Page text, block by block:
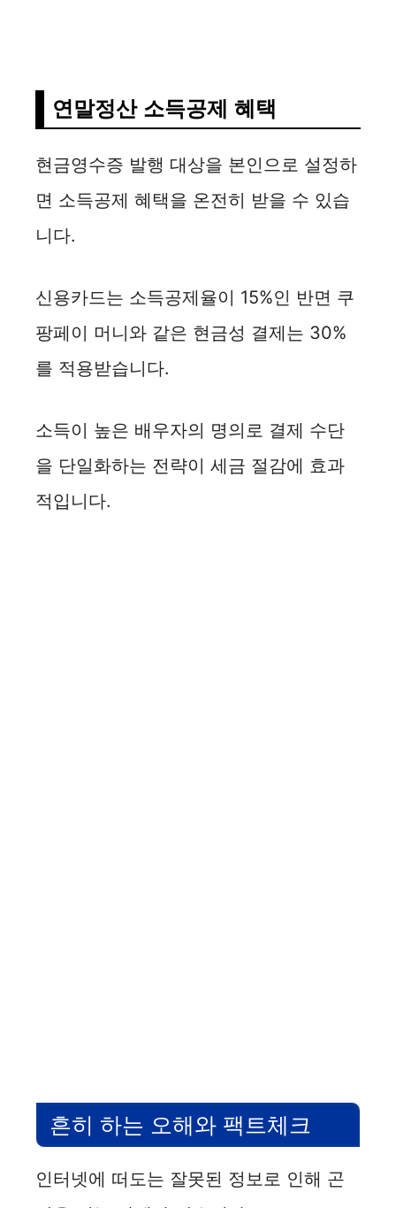
연말정산 소득공제 혜택
현금영수증 발행 대상을 본인으로 설정하
면 소득공제 혜택을 온전히 받을 수 있습
니다.
신용카드는 소득공제율이 15%인 반면 쿠
팡페이 머니와 같은 현금성 결제는 30%
를 적용받습니다.
소득이 높은 배우자의 명의로 결제 수단
을 단일화하는 전략이 세금 절감에 효과
적입니다.
흔히 하는 오해와 팩트체크
인터넷에 떠도는 잘못된 정보로 인해 곤